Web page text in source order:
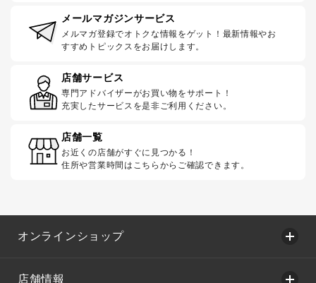
メールマガジンサービス
メルマガ登録でオトクな情報をゲット！最新情報やお
すすめトピックスをお届けします。
店舗サービス
専門アドバイザーがお買い物をサポート！
充実したサービスを是非ご利用ください。
店舗一覧
お近くの店舗がすぐに見つかる！
住所や営業時間はこちらからご確認できます。
オンラインショップ
店舗情報